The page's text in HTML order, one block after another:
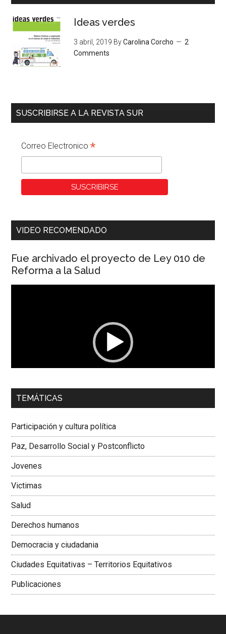
Ideas verdes
3 abril, 2019 ByCarolina Corcho
2
Comments
SUSCRIBIRSE A LA REVISTA SUR
Correo Electronico*
VIDEO RECOMENDADO
Fue archivado el proyecto de Ley 010 de
Reforma a la Salud
00:00 01:04
Dra. Carolina Corcho Mejía,Presidenta Corporación
Colombiana
TEMÁTICAS
Participación y cultura política
Paz, Desarrollo Social y Postconflicto
Jovenes
Victimas
Salud
Derechos humanos
Democracia y ciudadania
Ciudades Equitativas – Territorios Equitativos
Publicaciones